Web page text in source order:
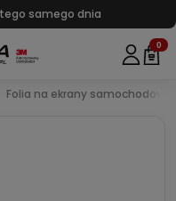
tego samego dnia
0
Folia na ekrany samochodowe